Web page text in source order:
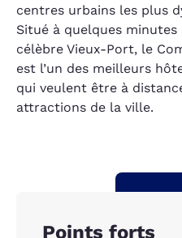
centres urbains les plus
Situé à quelques
célèbre Vieux-Port, le
est l’un des meilleurs
qui veulent être à
attractions de la ville.
Points forts